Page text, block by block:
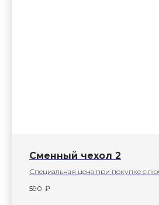
Сменный чехол 2
Специальная цена при покупке с
590 ₽